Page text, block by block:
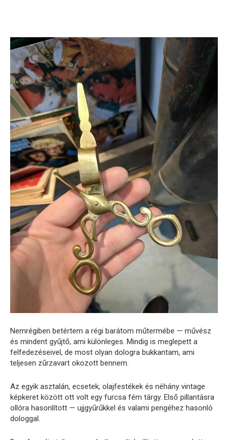
Nemrégiben betértem a régi barátom műtermébe — művész
és mindent gyűjtő, ami különleges. Mindig is meglepett a
felfedezéseivel, de most olyan dologra bukkantam, ami
teljesen zűrzavart okozott bennem.
Az egyik asztalán, ecsetek, olajfestékek és néhány vintage
képkeret között ott volt egy furcsa fém tárgy. Első pillantásra
ollóra hasonlított — ujjgyűrűkkel és valami pengéhez hasonló
dologgal.